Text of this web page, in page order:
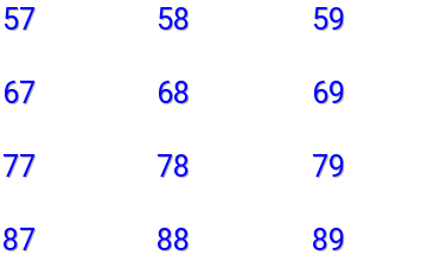
57 58 59
67 68 69
77 78 79
87 88 89